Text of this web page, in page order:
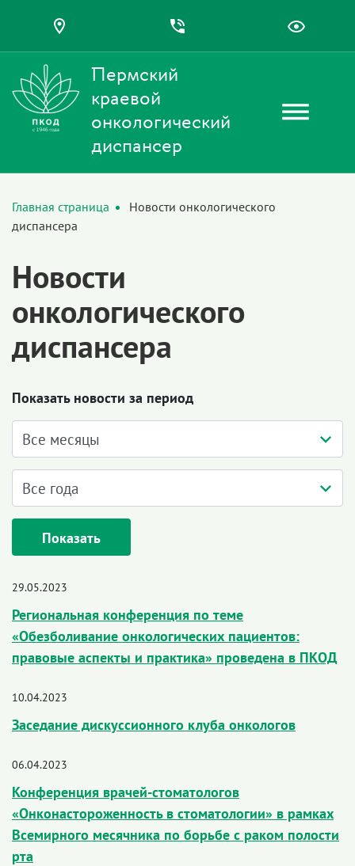
Пермский
краевой
онкологический
диспансер
Главная страница
Новости онкологического
диспансера
Новости
онкологического
диспансера
Показать новости за период
Показать
29.05.2023
Региональная конференция по теме
«Обезболивание онкологических пациентов:
правовые аспекты и практика» проведена в ПКОД
10.04.2023
Заседание дискуссионного клуба онкологов
06.04.2023
Конференция врачей-стоматологов
«Онконастороженность в стоматологии» в рамках
Всемирного месячника по борьбе с раком полости
рта